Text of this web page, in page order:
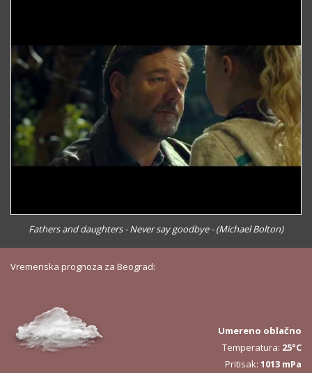
Fathers and daughters - Never say goodbye - (Michael Bolton)
Vremenska prognoza za Beograd:
Umereno oblačno
Temperatura: 25°C
Pritisak: 1013 mPa